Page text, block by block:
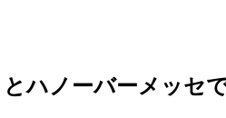
ハノーバーメッセ